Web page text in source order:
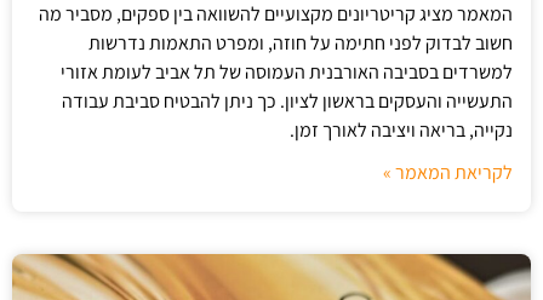
המאמר מציג קריטריונים מקצועיים להשוואה בין ספקים, מסביר מה
חשוב לבדוק לפני חתימה על חוזה, ומפרט התאמות נדרשות
למשרדים בסביבה האורבנית העמוסה של תל אביב לעומת אזורי
התעשייה והעסקים בראשון לציון. כך ניתן להבטיח סביבת עבודה
נקייה, בריאה ויציבה לאורך זמן.
לקריאת המאמר »